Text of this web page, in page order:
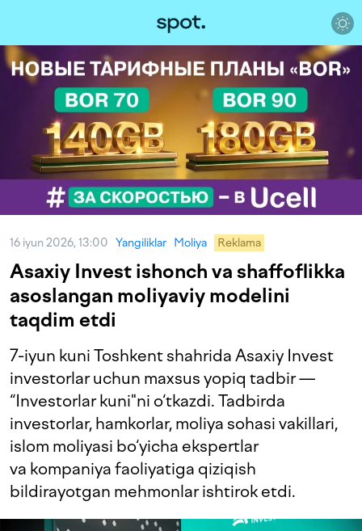
16 iyun 2026, 13:00 Yangiliklar Moliya Reklama
Asaxiy Invest ishonch va shaffoflikka
asoslangan moliyaviy modelini
taqdim etdi
7-iyun kuni Toshkent shahrida Asaxiy Invest
investorlar uchun maxsus yopiq tadbir —
“Investorlar kuni"ni o‘tkazdi. Tadbirda
investorlar, hamkorlar, moliya sohasi vakillari,
islom moliyasi bo‘yicha ekspertlar
va kompaniya faoliyatiga qiziqish
bildirayotgan mehmonlar ishtirok etdi.